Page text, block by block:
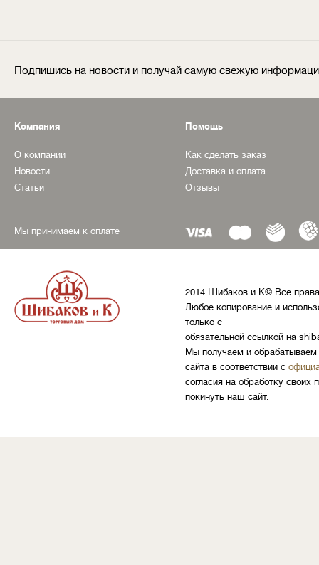
Подпишись на новости и получай самую свежую
Компания
О компании
Новости
Статьи
Помощь
Как сделать заказ
Доставка и оплата
Отзывы
Мы принимаем к оплате
2014 Шибаков и К© Все
Любое копирование и
только с
обязательной ссылкой на
Мы получаем и обрабатываем
сайта в соответствии с
согласия на обработку
покинуть наш сайт.